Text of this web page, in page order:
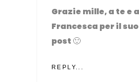
Grazie mille, a te e a
Francesca per il
post 🙂
REPLY...